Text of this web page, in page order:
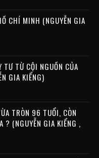
CHÍ MINH (NGUYỄN GIA
TƯ TỪ CỘI NGUỒN CỦA
GIA KIỂNG)
TRÒN 96 TUỔI, CÒN
? (NGUYỄN GIA KIỂNG ,